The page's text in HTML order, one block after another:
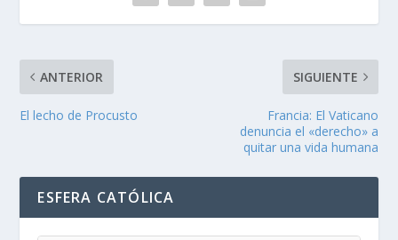
ANTERIOR
El lecho de Procusto
SIGUIENTE
Francia: El Vaticano
denuncia el «derecho» a
quitar una vida humana
ESFERA CATÓLICA